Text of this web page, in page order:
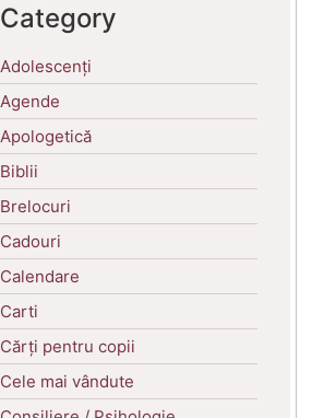
Category
Adolescenți
Agende
Apologetică
Biblii
Brelocuri
Cadouri
Calendare
Carti
Cărți pentru copii
Cele mai vândute